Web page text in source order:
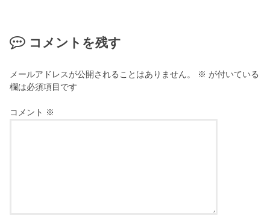
コメントを残す
メールアドレスが公開されることはありません。 ※ が付いている
欄は必須項目です
コメント ※